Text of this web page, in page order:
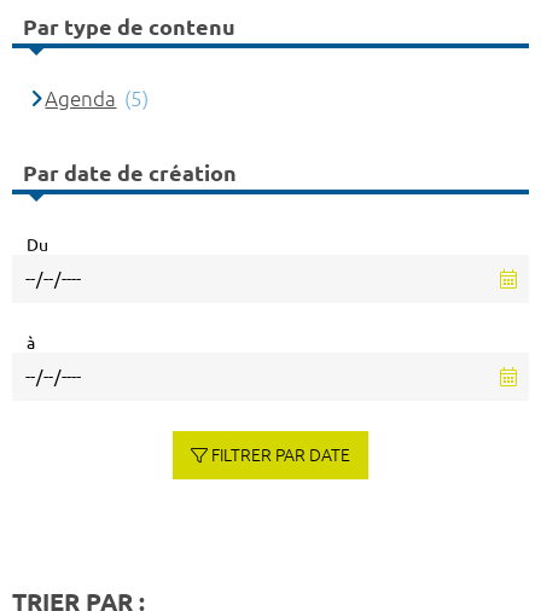
Par type de contenu
Agenda (5)
Par date de création
Du
à
FILTRER PAR DATE
TRIER PAR :